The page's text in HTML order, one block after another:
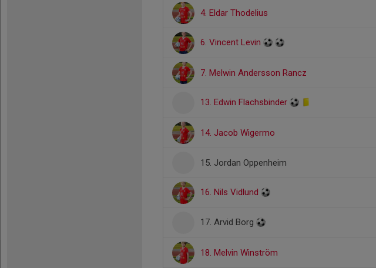
4. Eldar Thodelius
6. Vincent Levin
7. Melwin Andersson Rancz
13. Edwin Flachsbinder
14. Jacob Wigermo
15. Jordan Oppenheim
16. Nils Vidlund
17. Arvid Borg
18. Melvin Winström